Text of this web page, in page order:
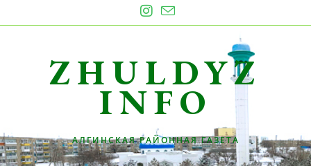
к
ZHULDYZ
INFO
АЛГИНСКАЯ РАЙОННАЯ ГАЗЕТА